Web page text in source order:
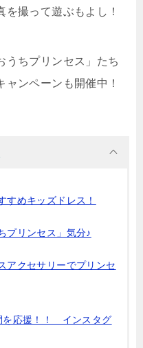
撮って遊ぶもよし！
うちプリンセス」たち
ンペーンも開催中！
すめキッズドレス！
プリンセス」気分♪
アクセサリーでプリンセ
を応援！！ インスタグ